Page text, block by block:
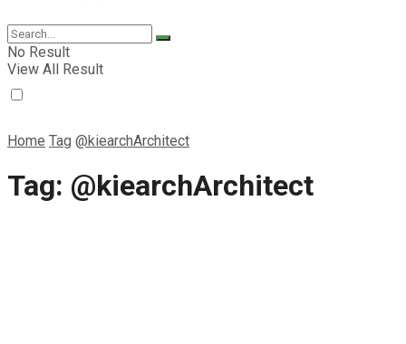
E-Magazine
No Result
View All Result
Home Tag @kiearchArchitect
Tag: @kiearchArchitect